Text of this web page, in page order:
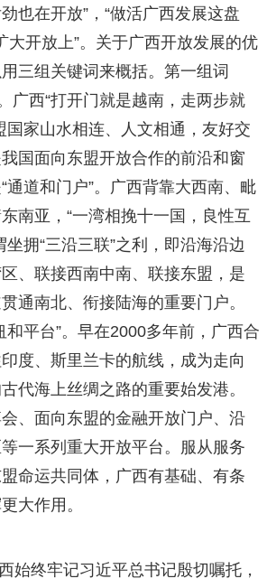
也在开放”，“做活广西发展这盘
大开放上”。关于广西开放发展的优
三组关键词来概括。第一组词
广西“打开门就是越南，走两步就
国家山水相连、人文相通，友好交
国面向东盟开放合作的前沿和窗
通道和门户”。广西背靠大西南、毗
南亚，“一湾相挽十一国，良性互
坐拥“三沿三联”之利，即沿海沿边
、联接西南中南、联接东盟，是
通南北、衔接陆海的重要门户。
和平台”。早在2000多年前，广西合
度、斯里兰卡的航线，成为走向
代海上丝绸之路的重要始发港。
、面向东盟的金融开放门户、沿
一系列重大开放平台。服从服务
命运共同体，广西有基础、有条
大作用。
始终牢记习近平总书记殷切嘱托，